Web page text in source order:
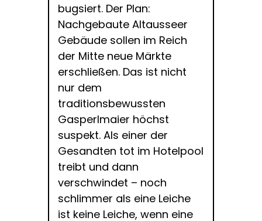
bugsiert. Der Plan:
Nachgebaute Altausseer
Gebäude sollen im Reich
der Mitte neue Märkte
erschließen. Das ist nicht
nur dem
traditionsbewussten
Gasperlmaier höchst
suspekt. Als einer der
Gesandten tot im Hotelpool
treibt und dann
verschwindet – noch
schlimmer als eine Leiche
ist keine Leiche, wenn eine